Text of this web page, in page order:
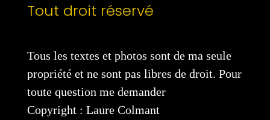
Tout droit réservé
Tous les textes et photos sont de ma seule
propriété et ne sont pas libres de droit. Pour
toute question me demander
Copyright : Laure Colmant